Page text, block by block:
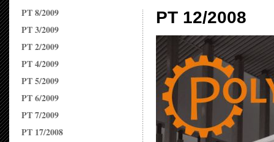
PT 8/2009
PT 3/2009
PT 2/2009
PT 4/2009
PT 5/2009
PT 6/2009
PT 7/2009
PT 17/2008
PT 12/2008